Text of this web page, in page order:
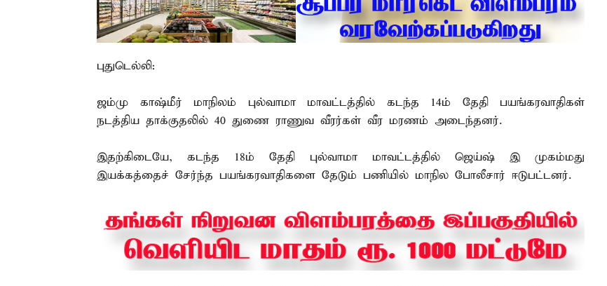
புதுடெல்லி:
ஜம்மு காஷ்மீர் மாநிலம் புல்வாமா மாவட்டத்தில் கடந்த 14ம் தேதி பயங்கரவாதிகள்
நடத்திய தாக்குதலில் 40 துணை ராணுவ வீரர்கள் வீர மரணம் அடைந்தனர்.
இதற்கிடையே, கடந்த 18ம் தேதி புல்வாமா மாவட்டத்தில் ஜெய்ஷ் இ முகம்மது
இயக்கத்தைச் சேர்ந்த பயங்கரவாதிகளை தேடும் பணியில் மாநில போலீசார் ஈடுபட்டனர்.